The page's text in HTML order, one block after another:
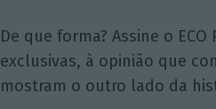
De que forma? Assine o
exclusivas, à opinião que
mostram o outro lado da